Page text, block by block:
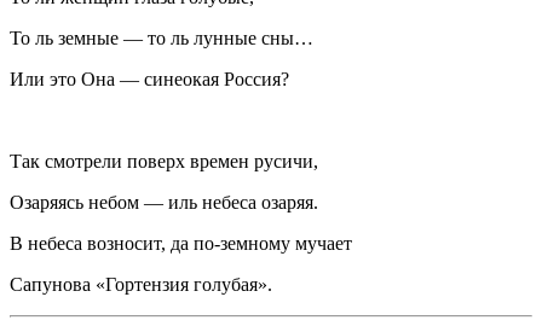
То ль земные — то ль лунные сны…
Или это Она — синеокая Россия?
Так смотрели поверх времен русичи,
Озаряясь небом — иль небеса озаряя.
В небеса возносит, да по-земному мучает
Сапунова «Гортензия голубая».